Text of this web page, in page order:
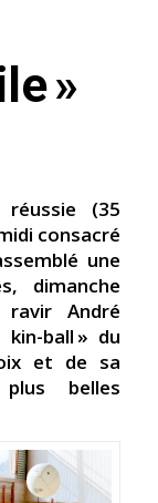
»
(35
consacré
une
dimanche
André
ball » du
et de sa
belles